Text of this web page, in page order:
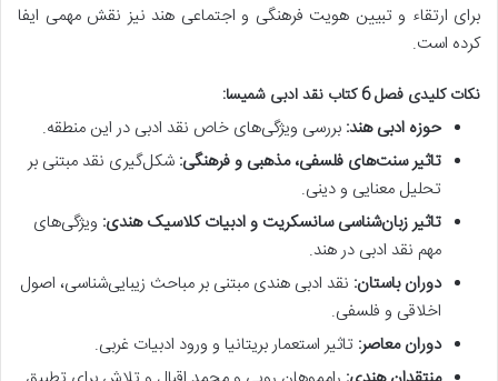
برای ارتقاء و تبیین هویت فرهنگی و اجتماعی هند نیز نقش مهمی ایفا
کرده است.
نکات کلیدی فصل 6 کتاب نقد ادبی شمیسا:
حوزه ادبی هند: بررسی ویژگی‌های خاص نقد ادبی در این منطقه.
تاثیر سنت‌های فلسفی، مذهبی و فرهنگی: شکل‌گیری نقد مبتنی بر
تحلیل معنایی و دینی.
تاثیر زبان‌شناسی سانسکریت و ادبیات کلاسیک هندی: ویژگی‌های
مهم نقد ادبی در هند.
دوران باستان: نقد ادبی هندی مبتنی بر مباحث زیبایی‌شناسی، اصول
اخلاقی و فلسفی.
دوران معاصر: تاثیر استعمار بریتانیا و ورود ادبیات غربی.